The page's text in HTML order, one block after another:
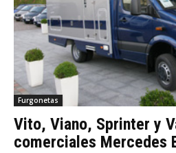
Furgonetas
Vito, Viano, Sprinter y
comerciales Mercedes